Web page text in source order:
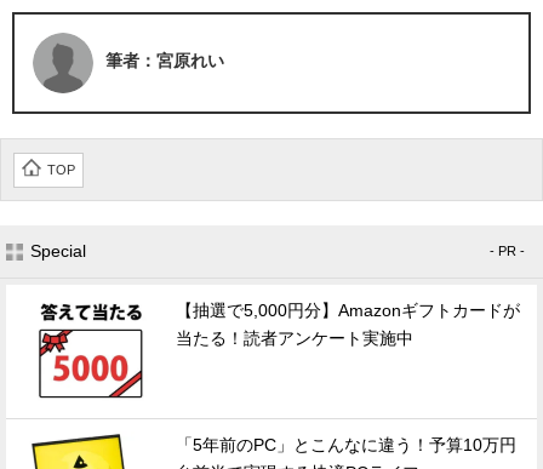
筆者：宮原れい
TOP
Special - PR -
【抽選で5,000円分】Amazonギフトカードが
当たる！読者アンケート実施中
「5年前のPC」とこんなに違う！予算10万円